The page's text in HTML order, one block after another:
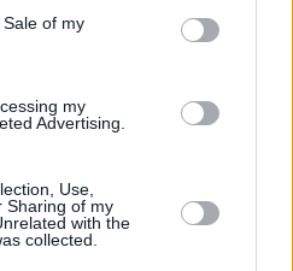
of my
my
Advertising.
Use,
Sharing of my
with the
collected.
νέο θεσμικό πλαίσιο
07 Ιανουαρίου 2018